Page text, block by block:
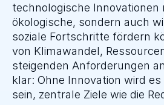
technologische Innovationen
ökologische, sondern auch
soziale Fortschritte fördern
von Klimawandel,
steigenden Anforderungen
klar: Ohne Innovation wird
sein, zentrale Ziele wie die